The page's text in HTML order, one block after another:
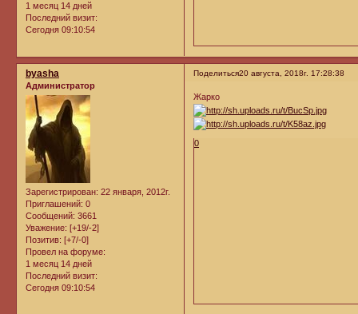
1 месяц 14 дней
Последний визит:
Сегодня 09:10:54
Поделиться20 августа, 2018г. 17:28:38
byasha
Администратор
Зарегистрирован: 22 января, 2012г.
Приглашений: 0
Сообщений: 3661
Уважение: [+19/-2]
Позитив: [+7/-0]
Провел на форуме:
1 месяц 14 дней
Последний визит:
Сегодня 09:10:54
Жарко
0